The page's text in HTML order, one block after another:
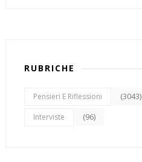
RUBRICHE
Pensieri E Riflessioni (3043)
Interviste (96)